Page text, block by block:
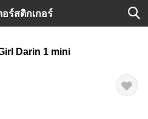
อร์สติกเกอร์
Darin 1 mini